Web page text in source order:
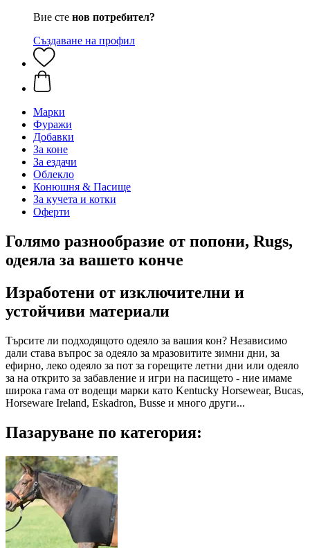
Вие сте нов потребител?
Създаване на профил
Марки
Фуражи
Добавки
За коне
За ездачи
Облекло
Конюшня & Пасище
За кучета и котки
Оферти
Голямо разнообразие от попони, Rugs,
одеяла за вашето конче
Изработени от изключителни и
устойчиви материали
Търсите ли подходящото одеяло за вашия кон? Независимо
дали става въпрос за одеяло за мразовитите зимни дни, за
ефирно, леко одеяло за пот за горещите летни дни или одеяло
за на открито за забавление и игри на пасището - ние имаме
широка гама от водещи марки като Kentucky Horsewear, Bucas,
Horseware Ireland, Eskadron, Busse и много други...
Пазаруване по категория: